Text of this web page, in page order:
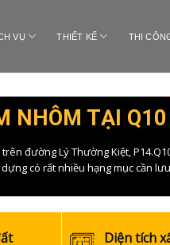
VỤ THIẾT KẾ THI
NHÔM TẠI Q10
trên đường Lý Thường Kiệt,
có rất nhiều hạng mục cần
Diện tích